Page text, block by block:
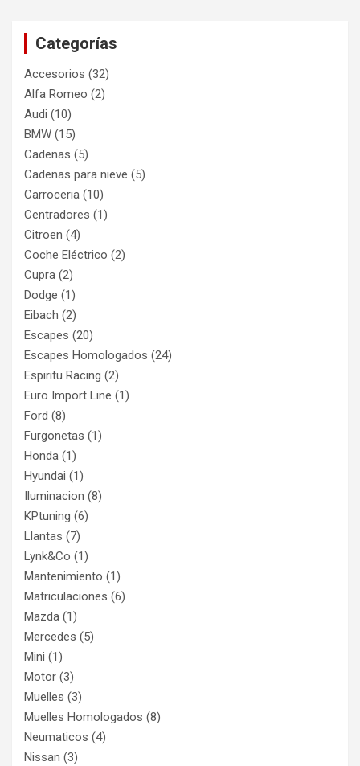
Categorías
Accesorios (32)
Alfa Romeo (2)
Audi (10)
BMW (15)
Cadenas (5)
Cadenas para nieve (5)
Carroceria (10)
Centradores (1)
Citroen (4)
Coche Eléctrico (2)
Cupra (2)
Dodge (1)
Eibach (2)
Escapes (20)
Escapes Homologados (24)
Espiritu Racing (2)
Euro Import Line (1)
Ford (8)
Furgonetas (1)
Honda (1)
Hyundai (1)
Iluminacion (8)
KPtuning (6)
Llantas (7)
Lynk&Co (1)
Mantenimiento (1)
Matriculaciones (6)
Mazda (1)
Mercedes (5)
Mini (1)
Motor (3)
Muelles (3)
Muelles Homologados (8)
Neumaticos (4)
Nissan (3)